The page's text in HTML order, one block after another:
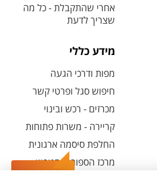
אחרי שהתקבלת - כל מה
שצריך לדעת
מידע כללי
מפות ודרכי הגעה
חיפוש סגל ופרטי קשר
מכרזים - רכש ובינוי
קריירה - משרות פתוחות
החלפת סיסמה ארגונית
מרכז הספורט והנופש